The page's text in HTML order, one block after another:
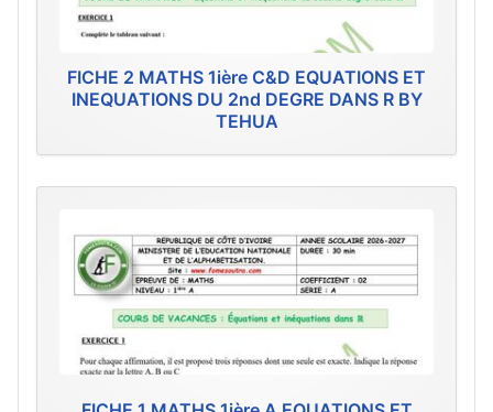
FICHE 2 MATHS 1ière C&D EQUATIONS ET
INEQUATIONS DU 2nd DEGRE DANS R BY
TEHUA